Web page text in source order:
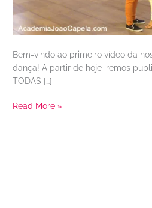
Bem-vindo ao primeiro vídeo da
dança! A partir de hoje iremos
TODAS […]
Read More »